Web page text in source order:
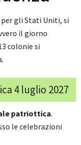
gli Stati Uniti, si
il giorno
colonie si
4 luglio 2027
patriottica.
le celebrazioni